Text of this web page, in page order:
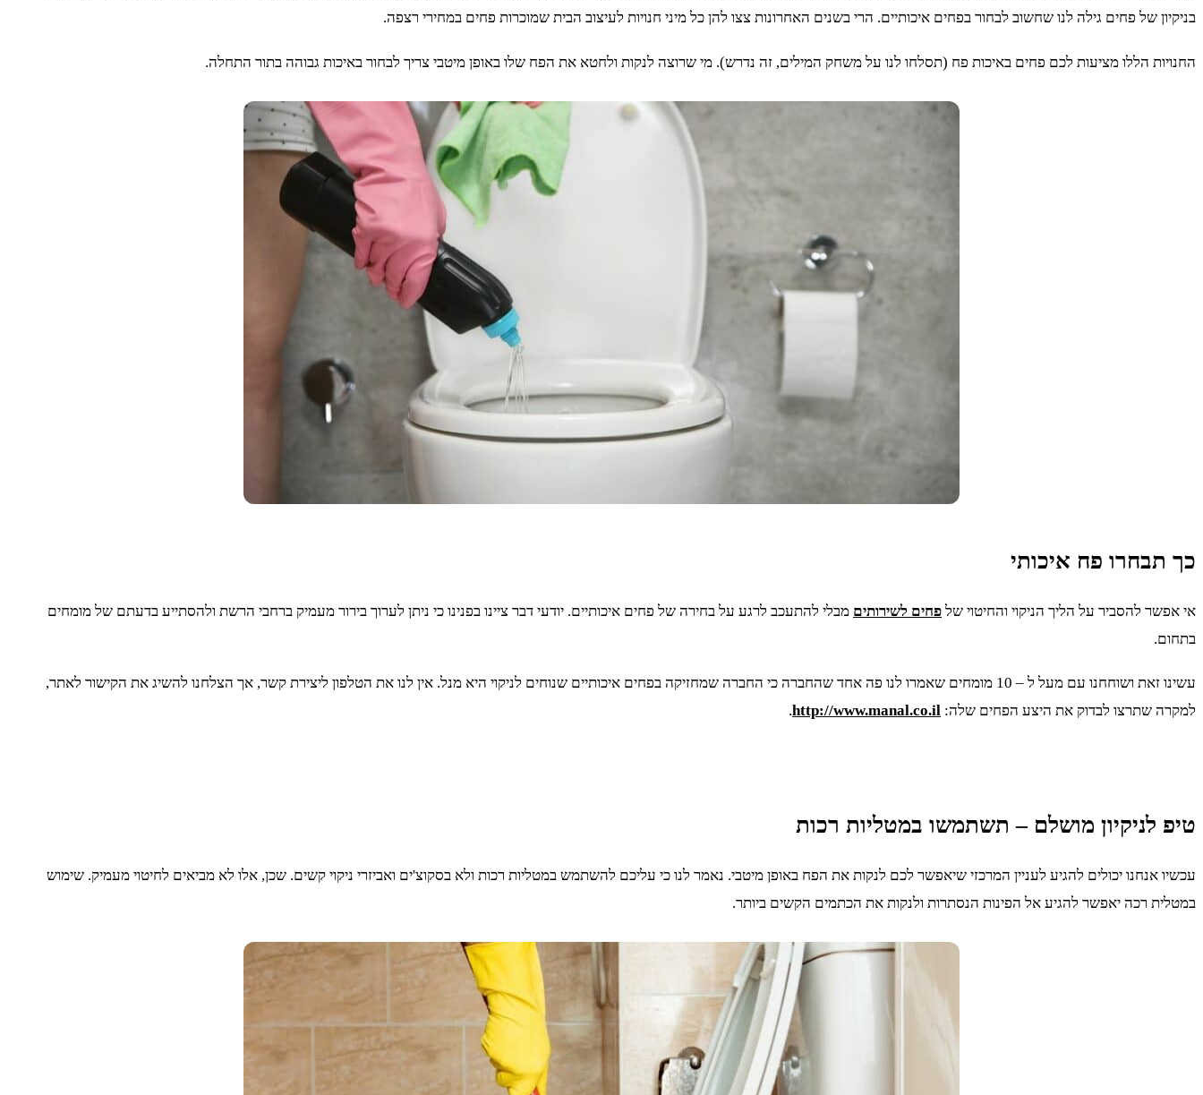
בניקיון של פחים גילה לנו שחשוב לבחור בפחים איכותיים. הרי בשנים האחרונות צצו להן כל מיני חנויות לעיצוב הבית שמוכרות פחים במחירי רצפה.
החנויות הללו מציעות לכם פחים באיכות פח (תסלחו לנו על משחק המילים, זה נדרש). מי שרוצה לנקות ולחטא את הפח שלו באופן מיטבי צריך לבחור באיכות גבוהה בתור התחלה.
כך תבחרו פח איכותי
אי אפשר להסביר על הליך הניקוי והחיטוי של פחים לשירותים מבלי להתעכב לרגע על בחירה של פחים איכותיים. יודעי דבר ציינו בפנינו כי ניתן לערוך בירור מעמיק ברחבי הרשת ולהסתייע בדעתם של מומחים
בתחום.
עשינו זאת ושוחחנו עם מעל ל – 10 מומחים שאמרו לנו פה אחד שהחברה כי החברה שמחזיקה בפחים איכותיים שנוחים לניקוי היא מנל. אין לנו את הטלפון ליצירת קשר, אך הצלחנו להשיג את הקישור לאתר,
למקרה שתרצו לבדוק את היצע הפחים שלה: http://www.manal.co.il
.
טיפ לניקיון מושלם – תשתמשו במטליות רכות
עכשיו אנחנו יכולים להגיע לעניין המרכזי שיאפשר לכם לנקות את הפח באופן מיטבי. נאמר לנו כי עליכם להשתמש במטליות רכות ולא בסקוצ'ים ואביזרי ניקוי קשים. שכן, אלו לא מביאים לחיטוי מעמיק. שימוש
במטלית רכה יאפשר להגיע אל הפינות הנסתרות ולנקות את הכתמים הקשים ביותר.